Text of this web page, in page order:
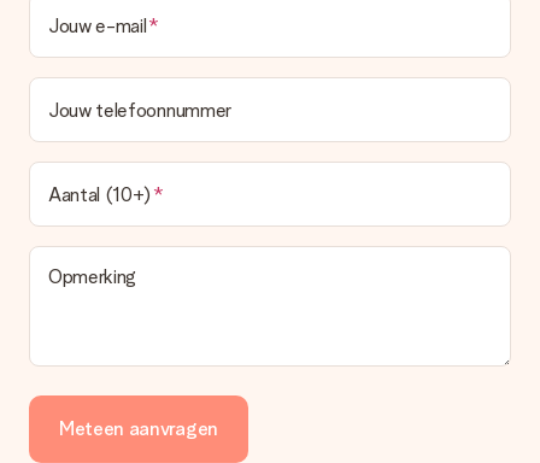
Jouw e-mail
Jouw telefoonnummer
Aantal (10+)
Opmerking
Meteen aanvragen